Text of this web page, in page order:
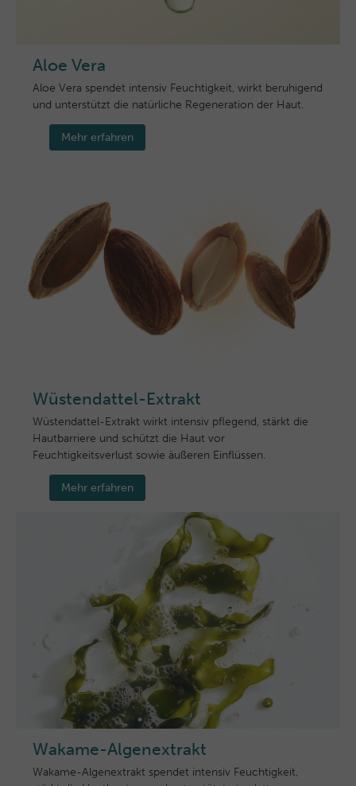
Aloe Vera
Aloe Vera spendet intensiv Feuchtigkeit, wirkt beruhigend
und unterstützt die natürliche Regeneration der Haut.
Mehr erfahren
Wüstendattel-Extrakt
Wüstendattel-Extrakt wirkt intensiv pflegend, stärkt die
Hautbarriere und schützt die Haut vor
Feuchtigkeitsverlust sowie äußeren Einflüssen.
Mehr erfahren
Wakame-Algenextrakt
Wakame-Algenextrakt spendet intensiv Feuchtigkeit,